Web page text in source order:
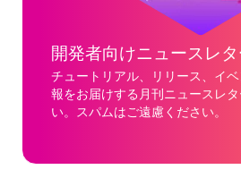
開発者向けニュースレ
チュートリアル、リリース、イ
報をお届けする月刊ニュースレ
い。スパムはご遠慮ください。